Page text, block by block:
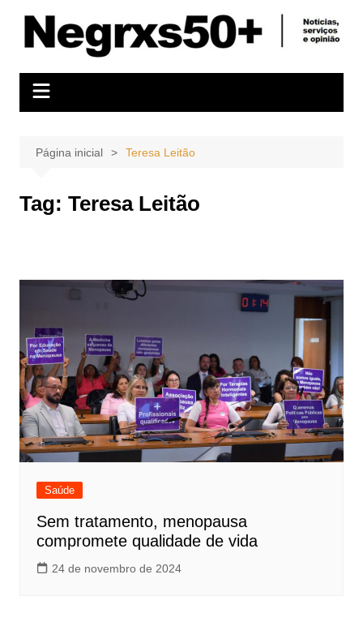
conteúdo
Página inicial Teresa Leitão
Tag: Teresa Leitão
Saúde
Sem tratamento, menopausa
compromete qualidade de vida
24 de novembro de 2024